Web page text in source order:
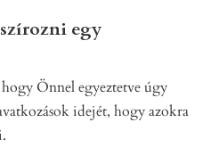
egy
Önnel egyeztetve úgy
idejét, hogy azokra